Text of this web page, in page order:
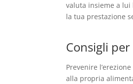
valuta insieme a
la tua prestazione
Consigli
Prevenire
alla propria